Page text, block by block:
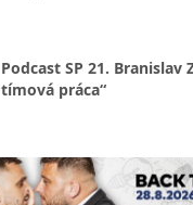
Podcast SP 21. Branislav
tímová práca“